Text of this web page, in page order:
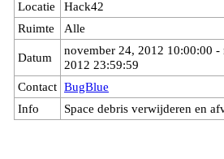
Locatie
Hack42
Ruimte
Alle
Datum
november 24, 2012 10:00:00 -
2012 23:59:59
Contact BugBlue
Info
Space debris verwijderen en